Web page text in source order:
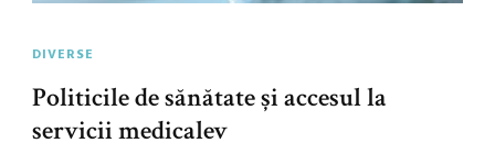
DIVERSE
Politicile de sănătate și accesul la
servicii medicalev